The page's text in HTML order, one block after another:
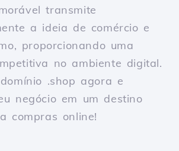
transmite
a ideia de comércio e
proporcionando uma
no ambiente digital.
.shop agora e
negócio em um destino
compras online!